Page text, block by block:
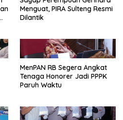
Menguat, PIRA Sulteng Resmi
Dilantik
MenPAN RB Segera Angkat
Tenaga Honorer Jadi PPPK
Paruh Waktu